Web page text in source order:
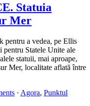
Statuia
Mer
pentru a vedea, pe Ellis
pentru Statele Unite ale
statuii, mai aproape,
Mer, localitate aflată între
· Agora, Punktul